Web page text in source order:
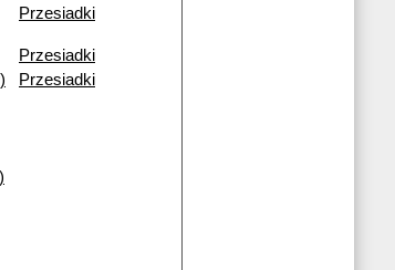
Przesiadki
Przesiadki
Przesiadki